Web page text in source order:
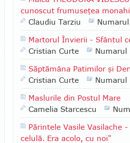
cunoscut frumuseţea
Claudiu Tarziu
Martorul Învierii - Sfântul
Cristian Curte
Numarul
Săptămâna Patimilor şi
Cristian Curte
Numarul
Maslurile din Postul Mare
Camelia Starcescu
Părintele Vasile Vasilache
celulă. Era acolo, cu noi"